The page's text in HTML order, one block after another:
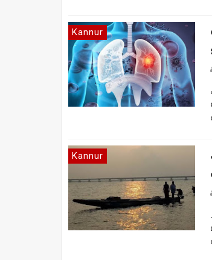
Kannur
Kannur